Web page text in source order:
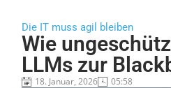
Die IT muss agil bleiben
Wie
LLMs zur
18. Januar, 2026 05:58